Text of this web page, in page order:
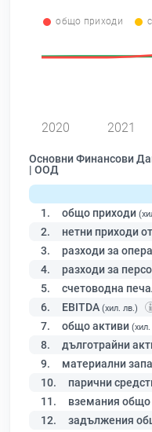
общо приходи
2020 2021
Основни Финансови
| ООД
1. общо приходи
2. нетни приходи
3. разходи за
4. разходи за
5. счетоводна
6. EBITDA (хил. лв.)
7. общо активи
8. дълготрайни
9. материални
10. парични
11. вземания общо
12. задължения